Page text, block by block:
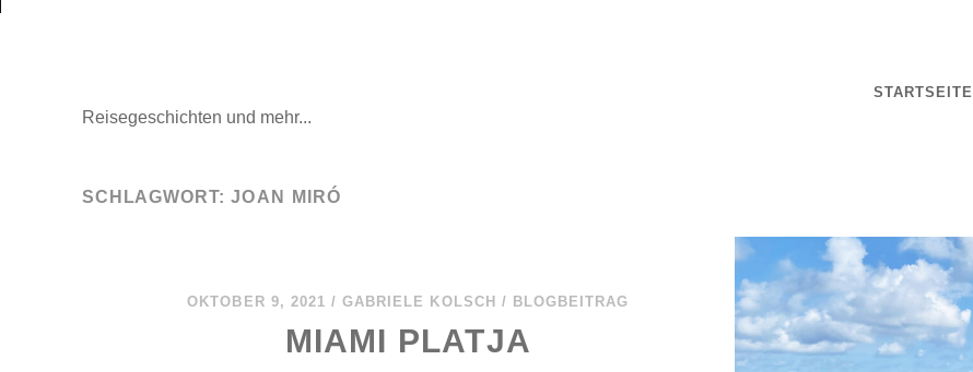
Reisegeschichten und mehr...
STARTSEITE
SCHLAGWORT:JOAN MIRÓ
OKTOBER 9, 2021 /GABRIELE KOLSCH / BLOGBEITRAG
MIAMI PLATJA